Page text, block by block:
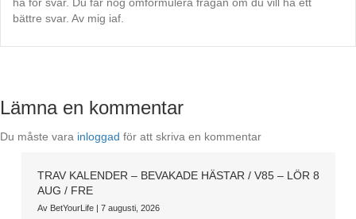
bättre svar. Av mig iaf.
Lämna en kommentar
Du måste vara inloggad för att skriva en kommentar
TRAV KALENDER – BEVAKADE HÄSTAR / V85 – LÖR 8
AUG / FRE
Av BetYourLife | 7 augusti, 2026